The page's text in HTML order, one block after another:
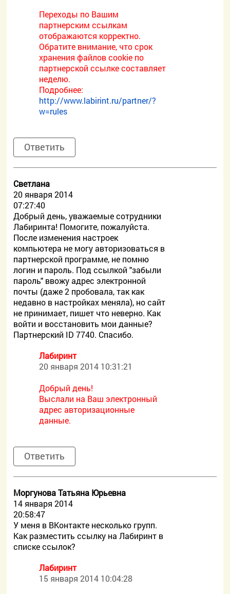
Переходы по Вашим
партнерским ссылкам
отображаются корректно.
Обратите внимание, что срок
хранения файлов cookie по
партнерской ссылке составляет
неделю.
Подробнее:
http://www.labirint.ru/partner/?
w=rules
Ответить
Светлана
20 января 2014
07:27:40
Добрый день, уважаемые сотрудники
Лабиринта! Помогите, пожалуйста.
После изменения настроек
компьютера не могу авторизоваться в
партнерской программе, не помню
логин и пароль. Под ссылкой "забыли
пароль" ввожу адрес электронной
почты (даже 2 пробовала, так как
недавно в настройках меняла), но сайт
не принимает, пишет что неверно. Как
войти и восстановить мои данные?
Партнерский ID 7740. Спасибо.
Лабиринт
20 января 2014 10:31:21
Добрый день!
Выслали на Ваш электронный
адрес авторизационные
данные.
Ответить
Моргунова Татьяна Юрьевна
14 января 2014
20:58:47
У меня в ВКонтакте несколько групп.
Как разместить ссылку на Лабиринт в
списке ссылок?
Лабиринт
15 января 2014 10:04:28